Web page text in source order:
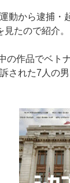
動から逮捕・
見たので紹介。
の作品でベト
された7人の